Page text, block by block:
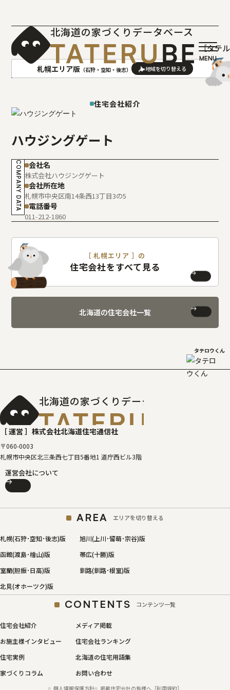
北海道の家づくりデータベース
［タテ
札幌エリア版 （石狩・空知・後志）
函館(渡島･檜山)版
室蘭(胆振･日高)版
釧路(釧路･根室)版
北見(オホーツク)版
住宅会社紹介
ハウジングゲート
COMPANY DATA 会社名
株式会社ハウジングゲート
会社所在地
札幌市中央区南14条西13丁目3の5
電話番号
011-212-1860
［ 札幌エリア ］の
住宅会社をすべて見る
北海道の住宅会社一覧
タテロウくん
北海道の家づくりデータベース
［ 運営 ］ 株式会社北海道住宅通信社
〒060-0003
札幌市中央区北三条西七丁目5番地1 道庁西ビル3階
運営会社について
AREA エリアを切り替える
札幌(石狩･空知･後志)版
旭川(上川･留萌･宗谷)版
函館(渡島･檜山)版
帯広(十勝)版
室蘭(胆振･日高)版
釧路(釧路･根室)版
北見(オホーツク)版
CONTENTS コンテンツ一覧
住宅会社紹介
メディア掲載
お施主様インタビュー
住宅会社ランキング
住宅実例
北海道の住宅用語集
家づくりコラム
お問い合わせ
個人情報保護方針 掲載住宅会社の皆様へ［利用規約］